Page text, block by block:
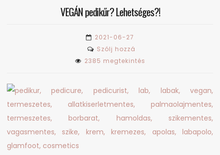
VEGÁN pedikűr? Lehetséges?!
2021-06-27
Szólj hozzá
VEGÁN
2385 megtekintés